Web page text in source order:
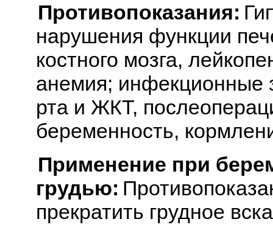
Противопоказания:
нарушения функции
костного мозга,
анемия; инфекционные
рта и ЖКТ,
беременность,
Применение при
грудью:
прекратить грудное